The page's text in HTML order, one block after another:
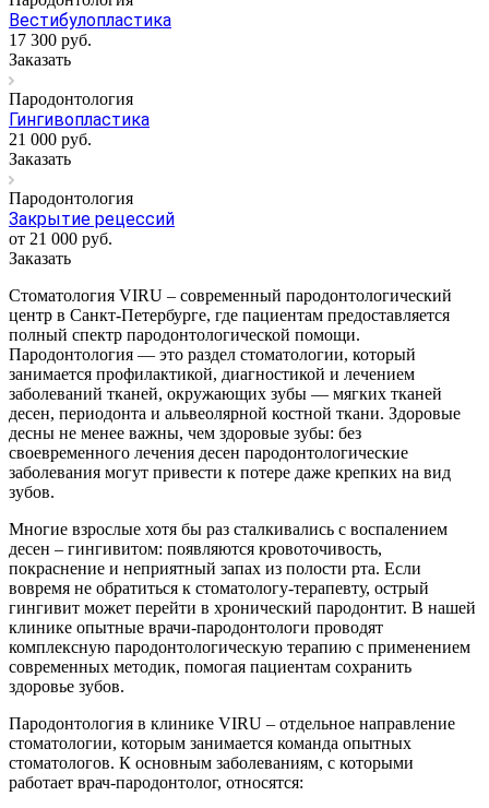
Вестибулопластика
17 300 руб.
Заказать
Пародонтология
Гингивопластика
21 000 руб.
Заказать
Пародонтология
Закрытие рецессий
от 21 000 руб.
Заказать
Стоматология VIRU – современный пародонтологический
центр в Санкт-Петербурге, где пациентам предоставляется
полный спектр пародонтологической помощи.
Пародонтология — это раздел стоматологии, который
занимается профилактикой, диагностикой и лечением
заболеваний тканей, окружающих зубы — мягких тканей
десен, периодонта и альвеолярной костной ткани. Здоровые
десны не менее важны, чем здоровые зубы: без
своевременного лечения десен пародонтологические
заболевания могут привести к потере даже крепких на вид
зубов.
Многие взрослые хотя бы раз сталкивались с воспалением
десен – гингивитом: появляются кровоточивость,
покраснение и неприятный запах из полости рта. Если
вовремя не обратиться к стоматологу‑терапевту, острый
гингивит может перейти в хронический пародонтит. В нашей
клинике опытные врачи-пародонтологи проводят
комплексную пародонтологическую терапию с применением
современных методик, помогая пациентам сохранить
здоровье зубов.
Пародонтология в клинике VIRU – отдельное направление
стоматологии, которым занимается команда опытных
стоматологов. К основным заболеваниям, с которыми
работает врач-пародонтолог, относятся: